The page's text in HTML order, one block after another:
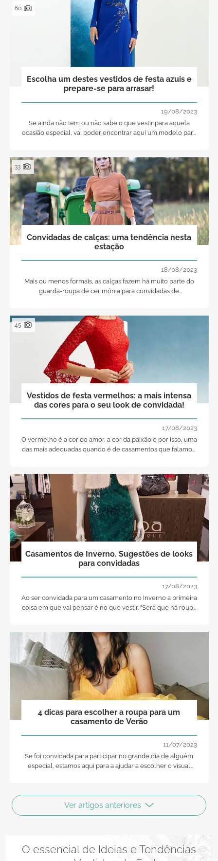
Escolha um destes vestidos de festa azuis e
prepare-se para arrasar!
19/08/2023
Se ainda não tem ou não sabe o que vestir para aquela
ocasião especial, vai poder encontrar aqui um modelo para
60
Convidadas de calças: uma tendência nesta
estação
18/08/2023
Mais ou menos formais, as calças fazem há muito parte do
guarda-roupa de cerimónia para convidadas de
33
Vestidos de festa vermelhos: a mais intensa
das cores para o seu look de convidada!
17/08/2023
O vermelho é a cor do amor, a cor da paixão e por isso, uma
das mais adequadas quando é de casamentos que falamos.
galeria certa!)
45
Casamentos de Inverno. Sugestões de looks
para convidadas
17/08/2023
Ao ser convidada para um casamento no Inverno a primeira
coisa em que vai pensar é no que vestir. "Será que há roupa
4 dicas para escolher a roupa para um
casamento de Verão
11/07/2023
Se foi convidada para participar no grande dia de alguém
especial, estamos aqui para a ajudar a escolher o visual
Ver artigos anteriores
O essencial de Ideias e Tendências